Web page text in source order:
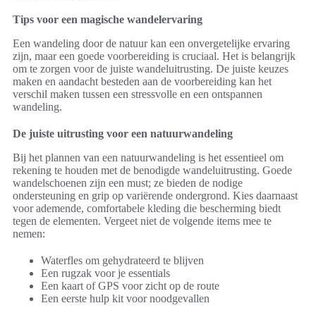
Tips voor een magische wandelervaring
Een wandeling door de natuur kan een onvergetelijke ervaring
zijn, maar een goede voorbereiding is cruciaal. Het is belangrijk
om te zorgen voor de juiste wandeluitrusting. De juiste keuzes
maken en aandacht besteden aan de voorbereiding kan het
verschil maken tussen een stressvolle en een ontspannen
wandeling.
De juiste uitrusting voor een natuurwandeling
Bij het plannen van een natuurwandeling is het essentieel om
rekening te houden met de benodigde wandeluitrusting. Goede
wandelschoenen zijn een must; ze bieden de nodige
ondersteuning en grip op variërende ondergrond. Kies daarnaast
voor ademende, comfortabele kleding die bescherming biedt
tegen de elementen. Vergeet niet de volgende items mee te
nemen:
Waterfles om gehydrateerd te blijven
Een rugzak voor je essentials
Een kaart of GPS voor zicht op de route
Een eerste hulp kit voor noodgevallen